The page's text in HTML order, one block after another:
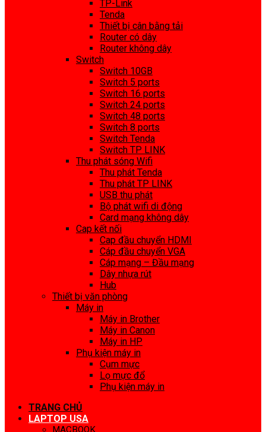
TP-Link
Tenda
Thiết bị cân bằng tải
Router có dây
Router không dây
Switch
Switch 10GB
Switch 5 ports
Switch 16 ports
Switch 24 ports
Switch 48 ports
Switch 8 ports
Switch Tenda
Switch TP LINK
Thu phát sóng Wifi
Thu phát Tenda
Thu phát TP LINK
USB thu phát
Bộ phát wifi di động
Card mạng không dây
Cap kết nối
Cap đầu chuyển HDMI
Cáp đầu chuyển VGA
Cáp mạng – Đầu mạng
Dây nhựa rút
Hub
Thiết bị văn phòng
Máy in
Máy in Brother
Máy in Canon
Máy in HP
Phụ kiện máy in
Cụm mực
Lọ mực đổ
Phụ kiện máy in
TRANG CHỦ
LAPTOP USA
MACBOOK